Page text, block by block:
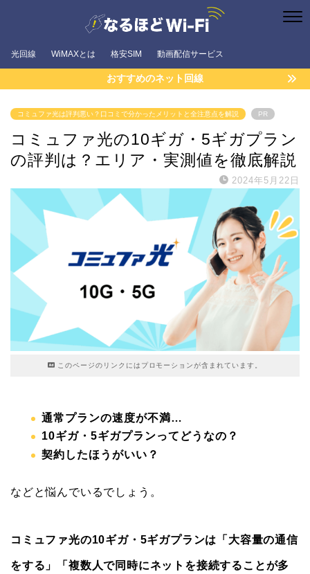
光回線 WiMAXとは 格安SIM 動画配信サービス
おすすめのネット回線
コミュファ光は評判悪い？口コミで分かったメリットと全注意点を解説 PR
コミュファ光の10ギガ・5ギガプラン
の評判は？エリア・実測値を徹底解説
2024年5月22日
このページのリンクにはプロモーションが含まれています。
通常プランの速度が不満…
10ギガ・5ギガプランってどうなの？
契約したほうがいい？
などと悩んでいるでしょう。
コミュファ光の10ギガ・5ギガプランは「大容量の通信
をする」「複数人で同時にネットを接続することが多